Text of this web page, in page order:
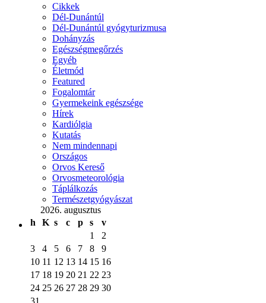
Cikkek
Dél-Dunántúl
Dél-Dunántúl gyógyturizmusa
Dohányzás
Egészségmegőrzés
Egyéb
Életmód
Featured
Fogalomtár
Gyermekeink egészsége
Hírek
Kardiólgia
Kutatás
Nem mindennapi
Országos
Orvos Kereső
Orvosmeteorológia
Táplálkozás
Természetgyógyászat
2026. augusztus
h
K s c p s
v
1
2
3
4 5 6 7 8
9
10 11 12 13 14 15 16
17 18 19 20 21 22 23
24 25 26 27 28 29 30
31